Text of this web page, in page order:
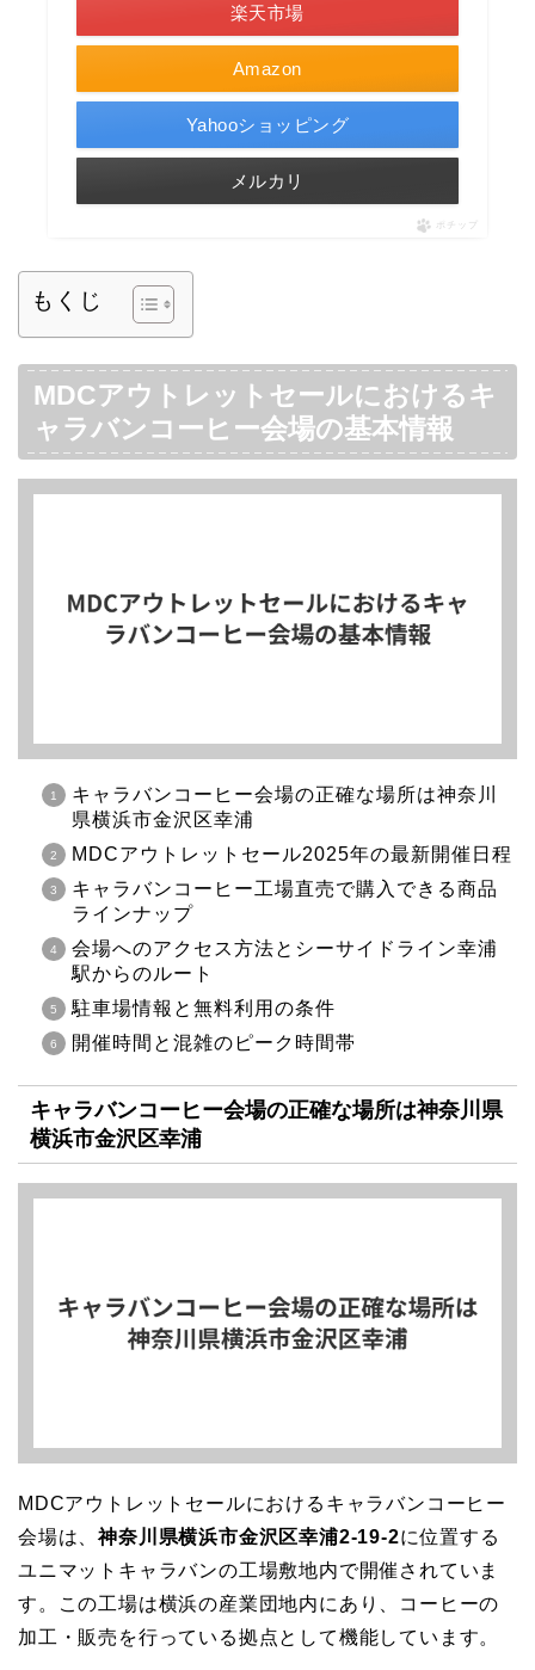
Amazon
楽天市場
Yahooショッピング
メルカリ
ポチップ
もくじ
MDCアウトレットセールにおけるキ
ャラバンコーヒー会場の基本情報
キャラバンコーヒー会場の正確な場所は神奈川
県横浜市金沢区幸浦
MDCアウトレットセール2025年の最新開催日程
キャラバンコーヒー工場直売で購入できる商品
ラインナップ
会場へのアクセス方法とシーサイドライン幸浦
駅からのルート
駐車場情報と無料利用の条件
開催時間と混雑のピーク時間帯
キャラバンコーヒー会場の正確な場所は神奈川県
横浜市金沢区幸浦
MDCアウトレットセールにおけるキャラバンコーヒー
会場は、神奈川県横浜市金沢区幸浦2-19-2に位置する
ユニマットキャラバンの工場敷地内で開催されていま
す。この工場は横浜の産業団地内にあり、コーヒーの
加工・販売を行っている拠点として機能しています。